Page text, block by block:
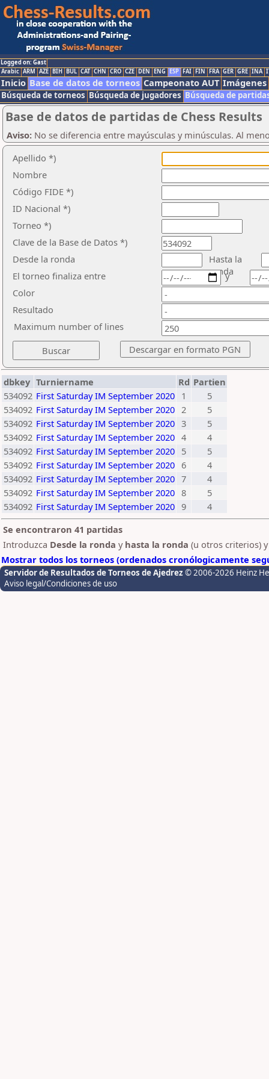
Logged on: Gast
Arabic ARM AZE BIH BUL CAT CHN CRO CZE DEN ENG ESP FAI FIN FRA GER GRE INA
Inicio Base de datos de torneos Campeonato AUT Imágenes
Búsqueda de torneos Búsqueda de jugadores Búsqueda de
Base de datos de partidas de Chess Results
Aviso: No se diferencia entre mayúsculas y minúsculas. Al
Apellido *)
Nombre
Código FIDE *)
ID Nacional *)
Torneo *)
Clave de la Base de Datos *)
Desde la ronda
Hasta la
ronda
El torneo finaliza entre
Color
Resultado
y
Maximum number of lines
dbkey Turniername Rd Partien
534092 First Saturday IM September 2020 1
5
534092 First Saturday IM September 2020 2
5
534092 First Saturday IM September 2020 3
5
534092 First Saturday IM September 2020 4
4
534092 First Saturday IM September 2020 5
5
534092 First Saturday IM September 2020 6
4
534092 First Saturday IM September 2020 7
4
534092 First Saturday IM September 2020 8
5
534092 First Saturday IM September 2020 9
4
Se encontraron 41 partidas
Introduzca Desde la ronda y hasta la ronda (u otros criterios)
Mostrar todos los torneos (ordenados cronólogicamente
Servidor de Resultados de Torneos de Ajedrez © 2006-2026 Heinz
Aviso legal/Condiciones de uso